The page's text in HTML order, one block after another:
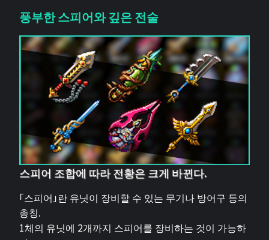
풍부한 스피어와 깊은 전술
스피어 조합에 따라 전황은 크게 바뀐다.
「스피어」란 유닛이 장비할 수 있는 무기나 방어구 등의
총칭.
1체의 유닛에 2개까지 스피어를 장비하는 것이 가능하